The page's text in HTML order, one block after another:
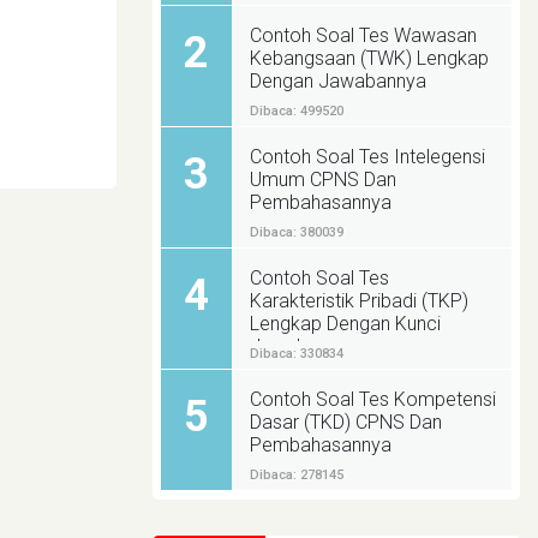
2
Contoh Soal Tes Wawasan
Kebangsaan (TWK) Lengkap
Dengan Jawabannya
Dibaca: 499520
3
Contoh Soal Tes Intelegensi
Umum CPNS Dan
Pembahasannya
Dibaca: 380039
4
Contoh Soal Tes
Karakteristik Pribadi (TKP)
Lengkap Dengan Kunci
Jawabannya
Dibaca: 330834
5
Contoh Soal Tes Kompetensi
Dasar (TKD) CPNS Dan
Pembahasannya
Dibaca: 278145